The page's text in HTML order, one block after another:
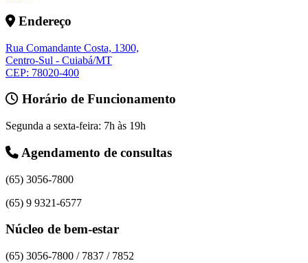
Endereço
Rua Comandante Costa, 1300,
Centro-Sul - Cuiabá/MT
CEP: 78020-400
Horário de Funcionamento
Segunda a sexta-feira: 7h às 19h
Agendamento de consultas
(65) 3056-7800
(65) 9 9321-6577
Núcleo de bem-estar
(65) 3056-7800 / 7837 / 7852